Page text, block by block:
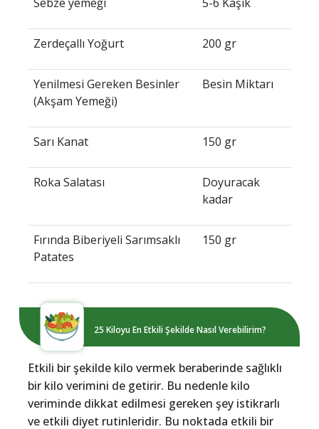
Zerdeçallı Yoğurt 200 gr
Yenilmesi Gereken Besinler
(Akşam Yemeği)
Besin Miktarı
Sarı Kanat 150 gr
Roka Salatası
Doyuracak
kadar
Fırında Biberiyeli Sarımsaklı
Patates
150 gr
25 Kiloyu En Etkili Şekilde Nasıl Verebilirim?
Etkili bir şekilde kilo vermek beraberinde sağlıklı
bir kilo verimini de getirir. Bu nedenle kilo
veriminde dikkat edilmesi gereken şey istikrarlı
ve etkili diyet rutinleridir. Bu noktada etkili bir